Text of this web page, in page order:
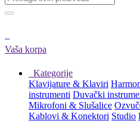
Vaša korpa
Kategorije
Klavijature & Klaviri
instrumenti Duvački
Mikrofoni & Slušalice
Kablovi & Konektori Studio